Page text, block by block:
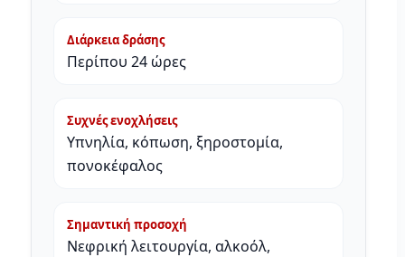
Διάρκεια δράσης
Περίπου 24 ώρες
Συχνές ενοχλήσεις
Υπνηλία, κόπωση, ξηροστομία,
πονοκέφαλος
Σημαντική προσοχή
Νεφρική λειτουργία, αλκοόλ,